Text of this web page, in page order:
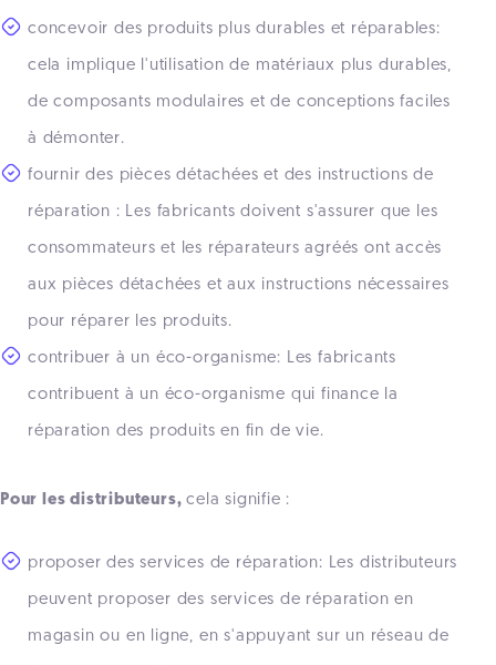
concevoir des produits plus durables et réparables:
cela implique l'utilisation de matériaux plus durables,
de composants modulaires et de conceptions faciles
à démonter.
fournir des pièces détachées et des instructions de
réparation : Les fabricants doivent s'assurer que les
consommateurs et les réparateurs agréés ont accès
aux pièces détachées et aux instructions nécessaires
pour réparer les produits.
contribuer à un éco-organisme: Les fabricants
contribuent à un éco-organisme qui finance la
réparation des produits en fin de vie.
Pour les distributeurs,cela signifie :
proposer des services de réparation: Les distributeurs
peuvent proposer des services de réparation en
magasin ou en ligne, en s'appuyant sur un réseau de